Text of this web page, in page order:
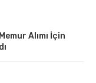
Alımı İçin